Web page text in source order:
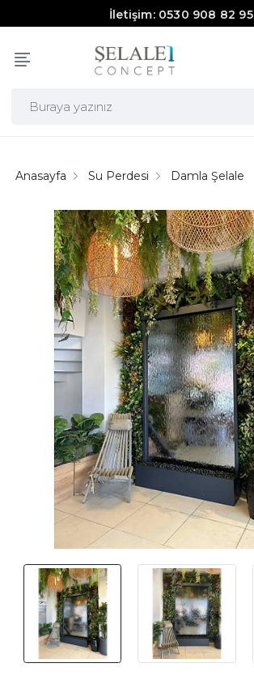
İletişim: 0530 908 82 95
Anasayfa Su Perdesi Damla Şelale